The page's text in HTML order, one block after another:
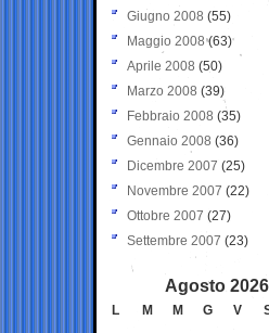
Giugno 2008 (55)
Maggio 2008(63)
Aprile 2008 (50)
Marzo 2008 (39)
Febbraio 2008 (35)
Gennaio 2008 (36)
Dicembre 2007 (25)
Novembre 2007 (22)
Ottobre 2007 (27)
Settembre 2007 (23)
Agosto 2026
L M M G V